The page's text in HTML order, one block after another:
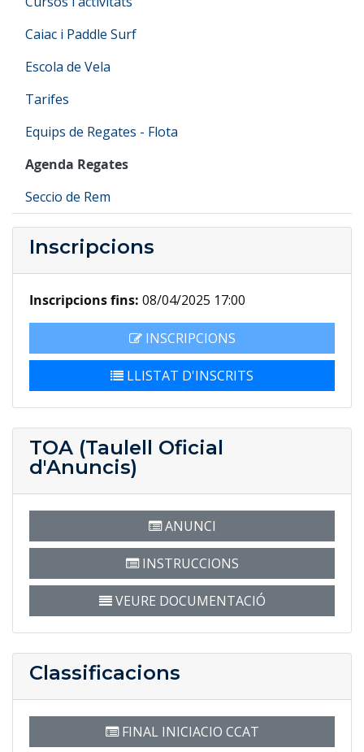
Caiac i Paddle Surf
Escola de Vela
Tarifes
Equips de Regates - Flota
Agenda Regates
Seccio de Rem
Inscripcions
Inscripcions fins: 08/04/2025 17:00
INSCRIPCIONS
LLISTAT D'INSCRITS
TOA (Taulell Oficial
d'Anuncis)
ANUNCI
INSTRUCCIONS
VEURE DOCUMENTACIÓ
Classificacions
FINAL INICIACIO CCAT